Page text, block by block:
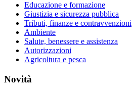
Educazione e formazione
Giustizia e sicurezza pubblica
Tributi, finanze e contravvenzioni
Ambiente
Salute, benessere e assistenza
Autorizzazioni
Agricoltura e pesca
Novità